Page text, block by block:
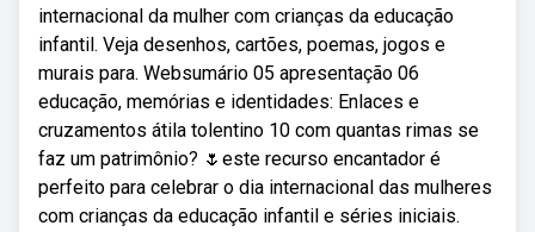
internacional da mulher com crianças da educação
infantil. Veja desenhos, cartões, poemas, jogos e
murais para. Websumário 05 apresentação 06
educação, memórias e identidades: Enlaces e
cruzamentos átila tolentino 10 com quantas rimas se
faz um patrimônio? 🌷este recurso encantador é
perfeito para celebrar o dia internacional das mulheres
com crianças da educação infantil e séries iniciais.